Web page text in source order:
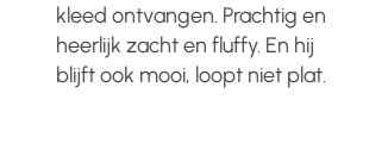
kleed ontvangen. Prachtig en
heerlijk zacht en fluffy. En hij
blijft ook mooi, loopt niet plat.